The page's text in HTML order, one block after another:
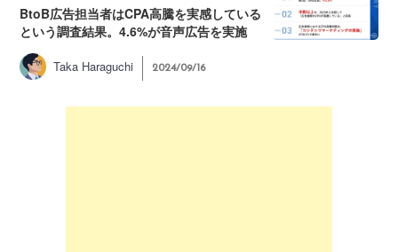
BtoB広告担当者はCPA高騰を実感している
という調査結果。4.6%が音声広告を実施
Taka Haraguchi 2024/09/16